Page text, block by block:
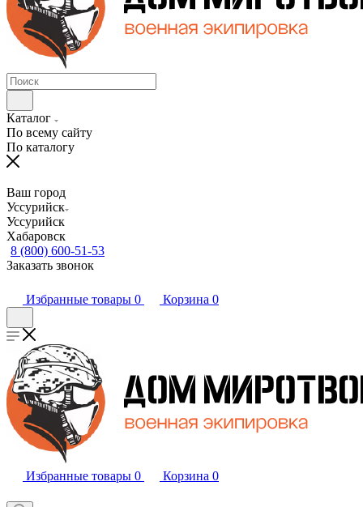
Каталог
По всему сайту
По каталогу
Ваш город
Уссурийск
Уссурийск
Хабаровск
8 (800) 600-51-53
Заказать звонок
Избранные товары 0 Корзина 0
Избранные товары 0 Корзина 0